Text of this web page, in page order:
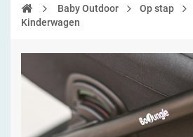
Baby Outdoor Op stap
Kinderwagen